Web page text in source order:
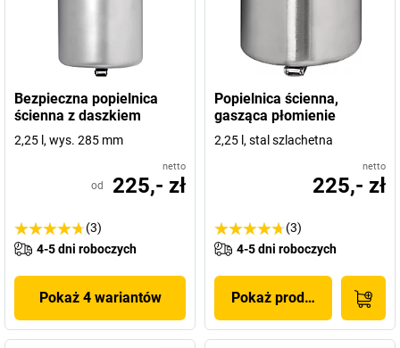
Bezpieczna popielnica
ścienna z daszkiem
2,25 l, wys. 285 mm
netto
od 225,- zł
(3)
4-5 dni roboczych
Pokaż 4 wariantów
Popielnica ścienna,
gasząca płomienie
2,25 l, stal szlachetna
netto
225,- zł
(3)
4-5 dni roboczych
Pokaż produkt